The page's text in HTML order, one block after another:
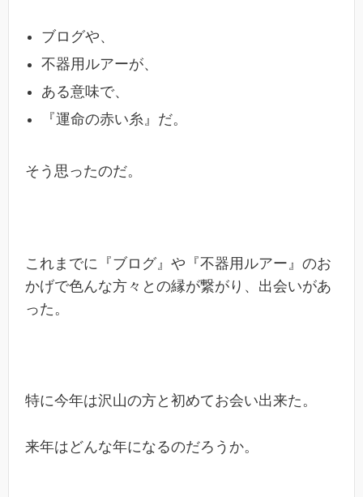
ブログや、
不器用ルアーが、
ある意味で、
『運命の赤い糸』だ。
そう思ったのだ。
これまでに『ブログ』や『不器用ルアー』のお
かげで色んな方々との縁が繋がり、出会いがあ
った。
特に今年は沢山の方と初めてお会い出来た。
来年はどんな年になるのだろうか。